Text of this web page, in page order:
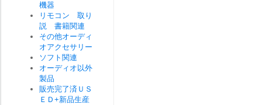
機器
リモコン 取り
説 書籍関連
その他オーディ
オアクセサリー
ソフト関連
オーディオ以外
製品
販売完了済ＵＳ
ＥＤ+新品生産